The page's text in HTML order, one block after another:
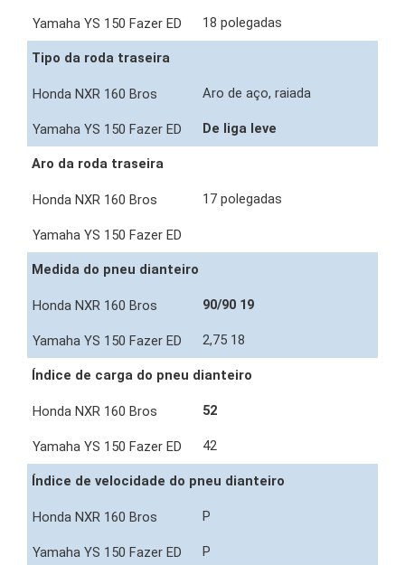
18 polegadas
Tipo da roda traseira
Aro de aço, raiada
De liga leve
Aro da roda traseira
17 polegadas
Medida do pneu dianteiro
90/90 19
2,75 18
Índice de carga do pneu dianteiro
52
42
Índice de velocidade do pneu dianteiro
P
P